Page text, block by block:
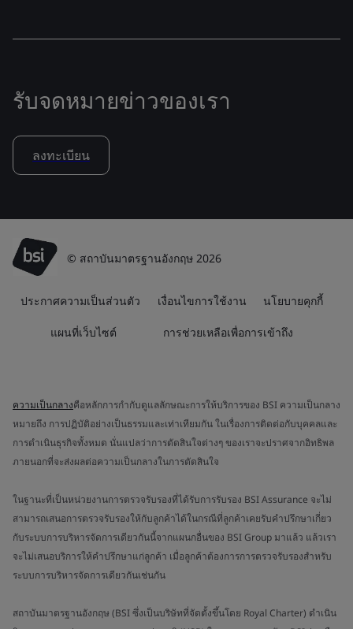
รับจดหมายข่าวของเรา
ลงทะเบียน
© สถาบันมาตรฐานอังกฤษ 2026
ประกาศความเป็นส่วนตัว เงื่อนไขการใช้งาน นโยบายคุกกี้
แผนที่เว็บไซต์ การช่วยเหลือเพื่อการเข้าถึง
ความเป็นกลางคือหลักการกำกับดูแลลักษณะการให้บริการของ BSI ความเป็นกลาง
หมายถึง การปฏิบัติอย่างเป็นธรรมและเท่าเทียมกัน ในเรื่องการติดต่อกับบุคคลและ
การดำเนินธุรกิจทั้งหมด นั่นแปลว่าการตัดสินใจต่างๆ ของเราจะปราศจากอิทธิพล
ภายนอกที่จะส่งผลต่อความเป็นกลางในการตัดสินใจ
ในฐานะที่เป็นหน่วยงานการตรวจรับรองที่ได้รับการรับรอง BSI Assurance จะไม่
สามารถเสนอการตรวจรับรองให้กับลูกค้าได้ในกรณีที่ลูกค้าเคยรับคำปรึกษาเกี่ยว
กับระบบการบริหารจัดการเดียวกันนี้จากแผนกอื่นของ BSI Group มาแล้ว แล้วเรา
จะไม่เสนอบริการให้คำปรึกษาแก่ลูกค้า เมื่อลูกค้าต้องการการตรวจรับรองสำหรับ
ระบบการบริหารจัดการเดียวกันเช่นกัน
สถาบันมาตรฐานอังกฤษ (BSI ซึ่งเป็นบริษัทที่จัดตั้งขึ้นโดย Royal Charter) ดำเนิน